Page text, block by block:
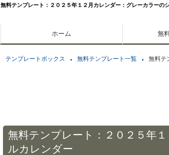
無料テンプレート：２０２５年１２月カレンダー：グレーカラーの
ホーム 無
テンプレートボックス 無料テンプレート一覧 無料テ
無料テンプレート：２０２５年
ルカレンダー